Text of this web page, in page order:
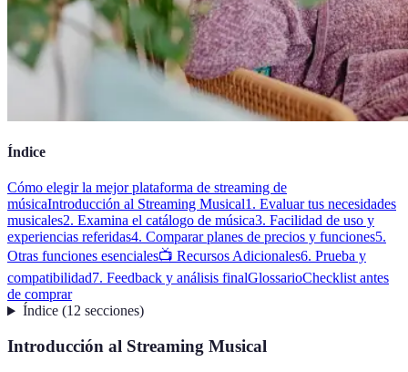
Índice
Cómo elegir la mejor plataforma de streaming de
músicaIntroducción al Streaming Musical1. Evaluar tus necesidades
musicales2. Examina el catálogo de música3. Facilidad de uso y
experiencias referidas4. Comparar planes de precios y funciones5.
Otras funciones esenciales📺 Recursos Adicionales6. Prueba y
compatibilidad7. Feedback y análisis finalGlossarioChecklist antes
de comprar
Índice(12 secciones)
Introducción al Streaming Musical